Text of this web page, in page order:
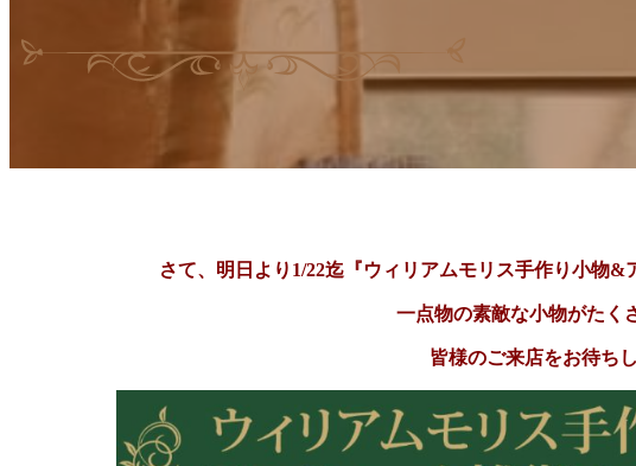
さて、明日より1/22迄『ウィリアムモリス手作り小物&
一点物の素敵な小物がた
皆様のご来店をお待ち